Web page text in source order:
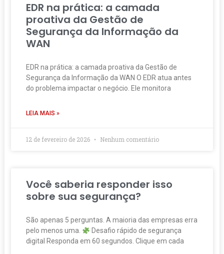
EDR na prática: a camada
proativa da Gestão de
Segurança da Informação da
WAN
EDR na prática: a camada proativa da Gestão de
Segurança da Informação da WAN O EDR atua antes
do problema impactar o negócio. Ele monitora
LEIA MAIS »
12 de fevereiro de 2026 Nenhum comentário
Você saberia responder isso
sobre sua segurança?
São apenas 5 perguntas. A maioria das empresas erra
pelo menos uma.
Desafio rápido de segurança
digital Responda em 60 segundos. Clique em cada